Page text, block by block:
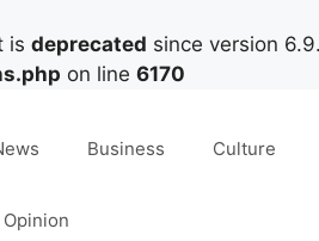
is deprecated since version
on line 6170
Business Culture
Opinion